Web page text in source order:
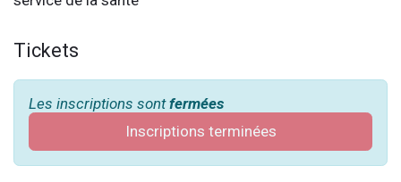
Tickets
Les inscriptions sontfermées
Inscriptions terminées